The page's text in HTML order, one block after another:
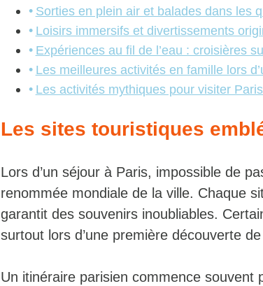
Sorties en plein air et balades dans les
Loisirs immersifs et divertissements
Expériences au fil de l’eau : croisières
Les meilleures activités en famille lors
Les activités mythiques pour visiter
Les sites touristiques
Lors d’un séjour à Paris, impossible de
renommée mondiale de la ville. Chaque
garantit des souvenirs inoubliables.
surtout lors d’une première découverte
Un itinéraire parisien commence souvent